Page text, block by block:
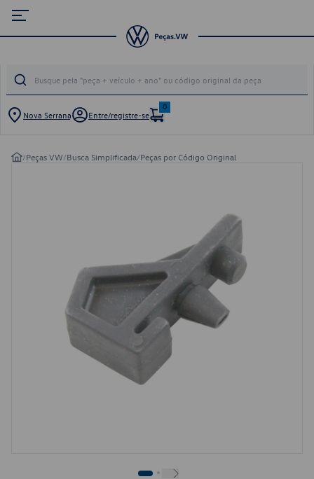
Nova Serrana Entre/registre-se
0
/Peças VW/Busca Simplificada/Peças por Código Original